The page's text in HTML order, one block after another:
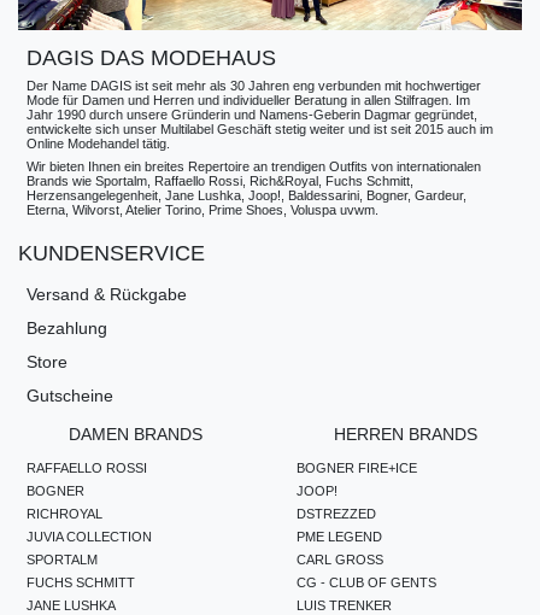
DAGIS DAS MODEHAUS
Der Name DAGIS ist seit mehr als 30 Jahren eng verbunden mit hochwertiger
Mode für Damen und Herren und individueller Beratung in allen Stilfragen. Im
Jahr 1990 durch unsere Gründerin und Namens-Geberin Dagmar gegründet,
entwickelte sich unser Multilabel Geschäft stetig weiter und ist seit 2015 auch im
Online Modehandel tätig.
Wir bieten Ihnen ein breites Repertoire an trendigen Outfits von internationalen
Brands wie Sportalm, Raffaello Rossi, Rich&Royal, Fuchs Schmitt,
Herzensangelegenheit, Jane Lushka, Joop!, Baldessarini, Bogner, Gardeur,
Eterna, Wilvorst, Atelier Torino, Prime Shoes, Voluspa uvwm.
KUNDENSERVICE
Versand & Rückgabe
Bezahlung
Store
Gutscheine
DAMEN BRANDS
RAFFAELLO ROSSI
BOGNER
RICHROYAL
JUVIA COLLECTION
SPORTALM
FUCHS SCHMITT
JANE LUSHKA
HERREN BRANDS
BOGNER FIRE+ICE
JOOP!
DSTREZZED
PME LEGEND
CARL GROSS
CG - CLUB OF GENTS
LUIS TRENKER